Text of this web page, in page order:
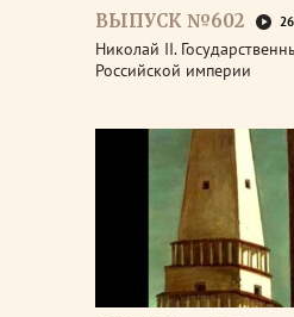
ВЫПУСК №602
Николай II.
Российской империи